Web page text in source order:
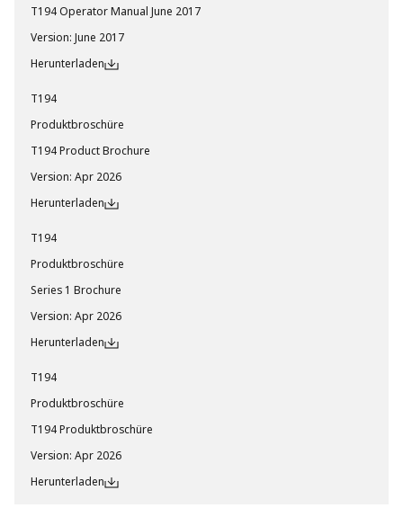
T194 Operator Manual June 2017
Version: June 2017
Herunterladen
T194
Produktbroschüre
T194 Product Brochure
Version: Apr 2026
Herunterladen
T194
Produktbroschüre
Series 1 Brochure
Version: Apr 2026
Herunterladen
T194
Produktbroschüre
T194 Produktbroschüre
Version: Apr 2026
Herunterladen